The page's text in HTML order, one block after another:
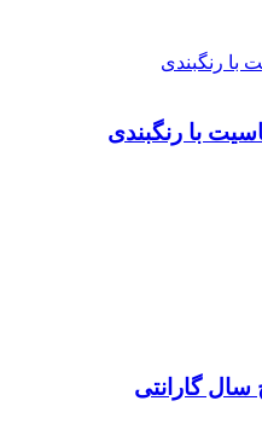
با رنگبندی
سال گارانتی